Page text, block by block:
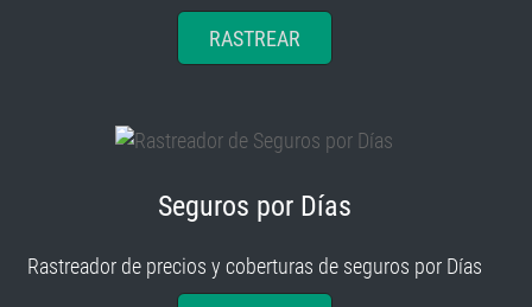
RASTREAR
Seguros por Días
Rastreador de precios y coberturas de seguros por Días